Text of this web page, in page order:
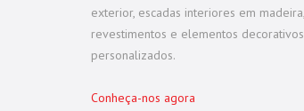
exterior, escadas interiores em madeira,
revestimentos e elementos decorativos
personalizados.
Conheça-nos agora